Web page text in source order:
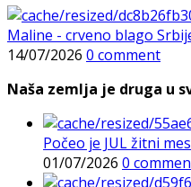
Maline - crveno blago
14/07/2026 0 comment
Naša zemlja je druga u
Počeo je JUL žitni
01/07/2026 0